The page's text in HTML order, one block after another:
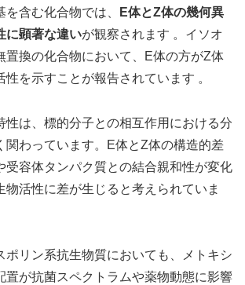
を含む化合物では、
E体とZ体の幾何異
に顕著な違いが観察されます 。イソオ
置換の化合物において、E体の方がZ体
性を示すことが報告されています 。
性は、標的分子との相互作用における分
関わっています。E体とZ体の構造的差
受容体タンパク質との結合親和性が変化
物活性に差が生じると考えられていま
ポリン系抗生物質においても、メトキシ
置が抗菌スペクトラムや薬物動態に影響